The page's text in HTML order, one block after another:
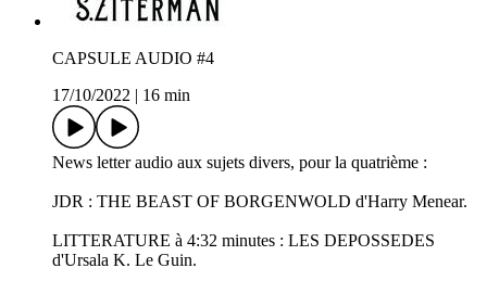
CAPSULE AUDIO #4
17/10/2022
16 min
News letter audio aux sujets divers, pour la quatrième :
JDR : THE BEAST OF BORGENWOLD d'Harry Menear.
LITTERATURE à 4:32 minutes : LES DEPOSSEDES
d'Ursala K. Le Guin.